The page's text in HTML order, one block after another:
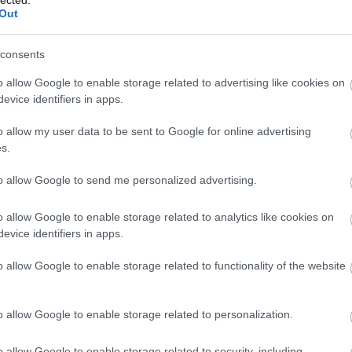
allow Google to enable storage related to advertising like cookies on
identifiers in apps.
allow my user data to be sent to Google for online advertising
allow Google to send me personalized advertising.
allow Google to enable storage related to analytics like cookies on
identifiers in apps.
allow Google to enable storage related to functionality of the website
allow Google to enable storage related to personalization.
a genetikailag módosított
engedje be az elsősorban amerikai, genetikailag módosított
kapcsolódóan az Európai Bizottság arra készül, hogy feloldja a
ezért az öreg kontinens, illetve fontosabb lehet-e bármi, mint az
Természetvédők SzövetségénekGMO-programvezetőjével Heer
műsorban.